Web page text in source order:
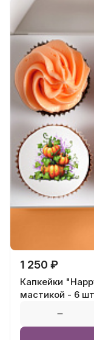
1 250 ₽
Капкейки
мастикой - 6